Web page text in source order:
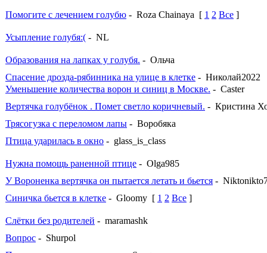
Помогите с лечением голубю - Roza Chainaya [ 1 2 Все ]
Усыпление голубя:( - NL
Образования на лапках у голубя. - Ольча
Спасение дрозда-рябинника на улице в клетке - Николай2022
Уменьшение количества ворон и синиц в Москве. - Caster
Вертячка голубёнок . Помет светло коричневый. - Кристина
Трясогузка с переломом лапы - Воробяка
Птица ударилась в окно - glass_is_class
Нужна помощь раненной птице - Olga985
У Вороненка вертячка он пытается летать и бьется -
Синичка бьется в клетке - Gloomy [ 1 2 Все ]
Слётки без родителей - maramashk
Вопрос - Shurpol